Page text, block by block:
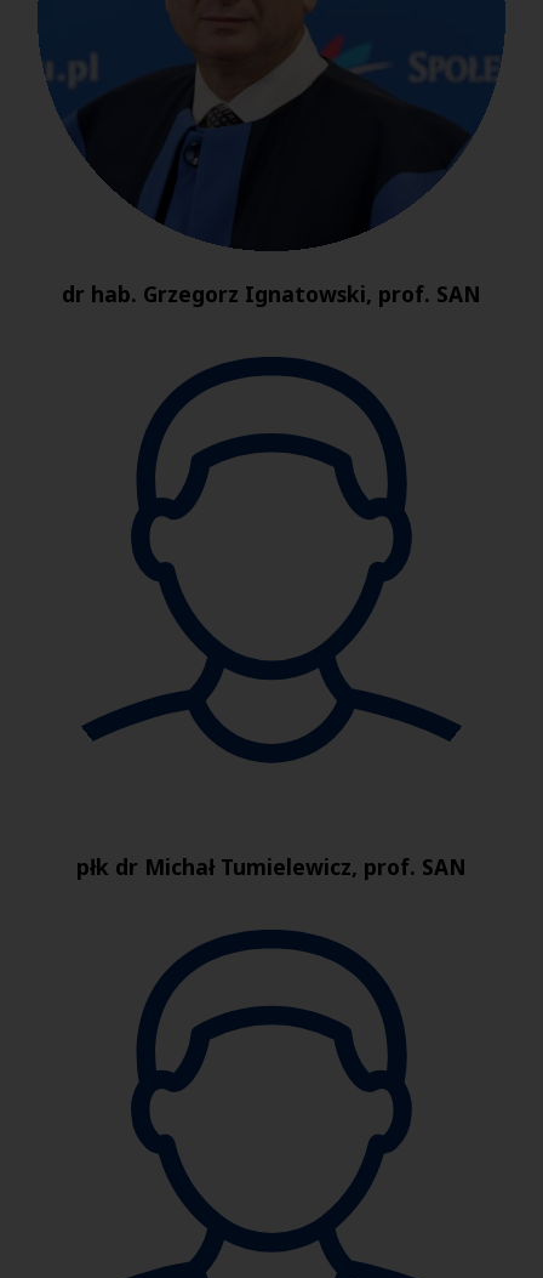
dr hab. Grzegorz Ignatowski, prof. SAN
płk dr Michał Tumielewicz, prof. SAN